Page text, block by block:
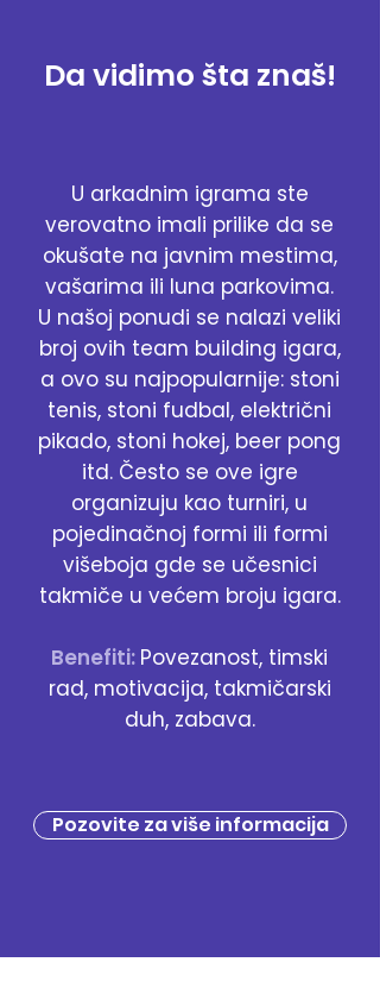
Da vidimo šta znaš!
U arkadnim igrama ste
verovatno imali prilike da se
okušate na javnim mestima,
vašarima ili luna parkovima.
U našoj ponudi se nalazi veliki
broj ovih team building igara,
a ovo su najpopularnije: stoni
tenis, stoni fudbal, električni
pikado, stoni hokej, beer pong
itd. Često se ove igre
organizuju kao turniri, u
pojedinačnoj formi ili formi
višeboja gde se učesnici
takmiče u većem broju igara.
Benefiti: Povezanost, timski
rad, motivacija, takmičarski
duh, zabava.
Pozovite za više informacija